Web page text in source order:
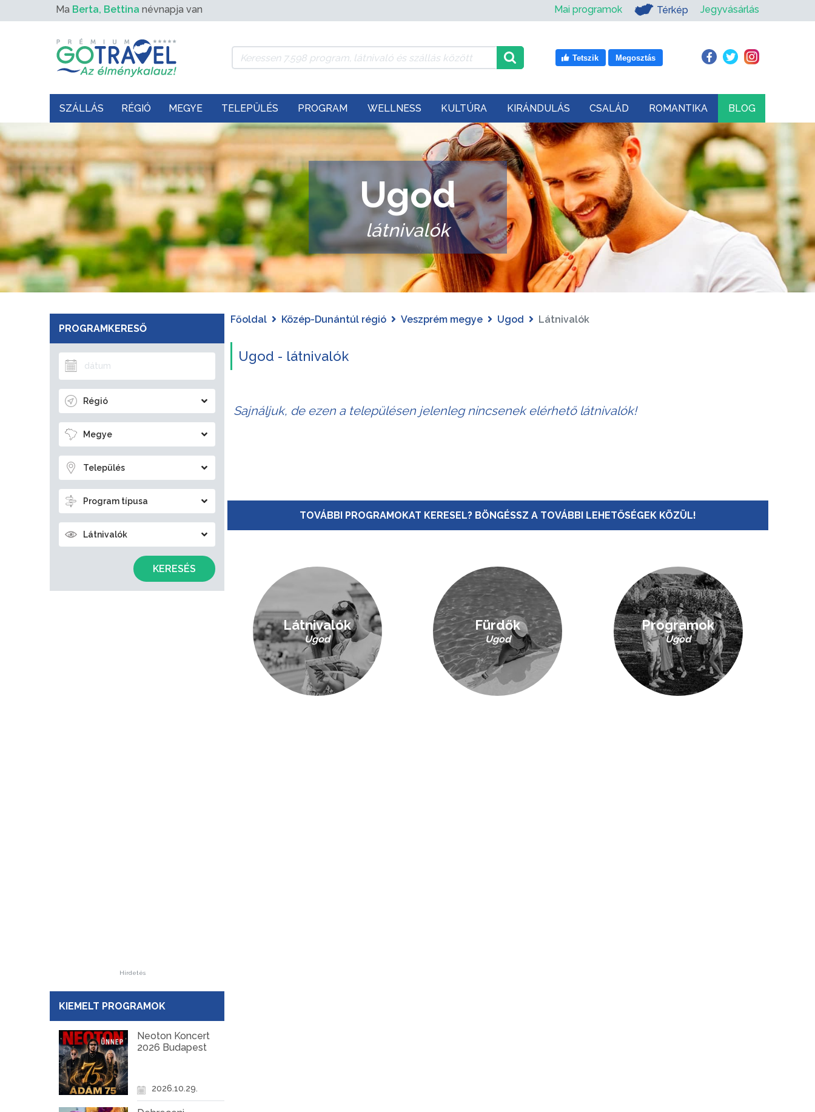
Ma Berta, Bettina névnapja van Mai programok Térkép Jegyvásárlás
Tetszik Megosztás
SZÁLLÁS RÉGIÓ MEGYE TELEPÜLÉS PROGRAM WELLNESS KULTÚRA KIRÁNDULÁS CSALÁD ROMANTIKA BLOG
Ugod
látnivalók
PROGRAMKERESŐ
Régió
Megye
Település
Program típusa
Látnivalók
KERESÉS
Hirdetés
KIEMELT PROGRAMOK
Neoton Koncert
2026 Budapest
2026.10.29.
Főoldal Közép-Dunántúl régió Veszprém megye Ugod Látnivalók
Ugod - látnivalók
Sajnáljuk, de ezen a településen jelenleg nincsenek elérhető látnivalók!
TOVÁBBI PROGRAMOKAT KERESEL? BÖNGÉSSZ A TOVÁBBI LEHETŐSÉGEK KÖZÜL!
Látnivalók
Ugod
Fürdők
Ugod
Programok
Ugod